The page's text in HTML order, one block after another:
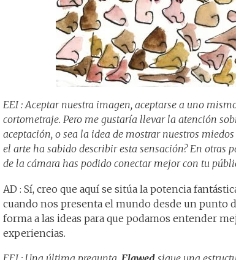
EEI : Aceptar nuestra imagen, aceptarse a uno
cortometraje. Pero me gustaría llevar la atención
aceptación, o sea la idea de mostrar nuestros
el arte ha sabido describir esta sensación? En otras
de la cámara has podido conectar mejor con tu
AD : Sí, creo que aquí se sitúa la potencia
cuando nos presenta el mundo desde un punto
forma a las ideas para que podamos entender
experiencias.